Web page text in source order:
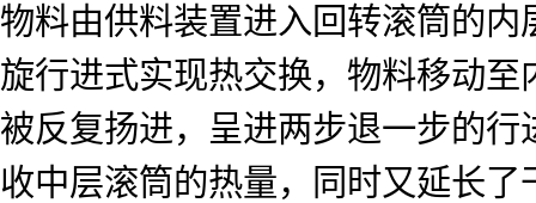
物料由供料装置进入回转滚筒的
旋行进式实现热交换，物料移动
被反复扬进，呈进两步退一步的
收中层滚筒的热量，同时又延长